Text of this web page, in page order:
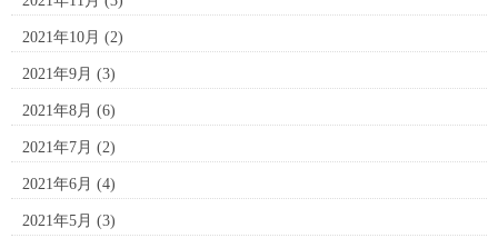
2021年10月 (2)
2021年9月 (3)
2021年8月 (6)
2021年7月 (2)
2021年6月 (4)
2021年5月 (3)